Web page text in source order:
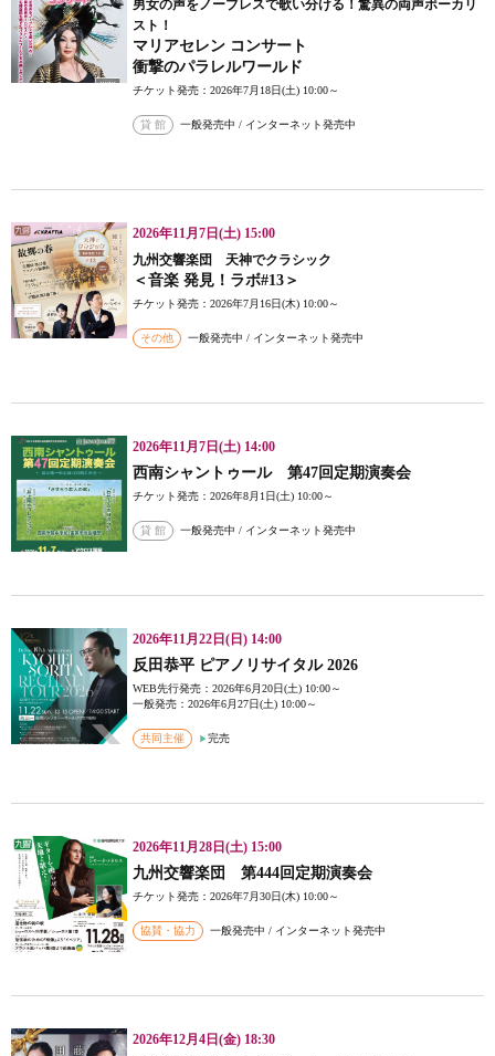
男女の声をノーブレスで歌い分ける！驚異の両声ボーカリ
スト！
マリアセレン コンサート
衝撃のパラレルワールド
チケット発売：2026年7月18日(土) 10:00～
貸 館 一般発売中 / インターネット発売中
2026年11月7日(土) 15:00
九州交響楽団 天神でクラシック
＜音楽 発見！ラボ#13＞
チケット発売：2026年7月16日(木) 10:00～
その他 一般発売中 / インターネット発売中
2026年11月7日(土) 14:00
西南シャントゥール 第47回定期演奏会
チケット発売：2026年8月1日(土) 10:00～
貸 館 一般発売中 / インターネット発売中
2026年11月22日(日) 14:00
反田恭平 ピアノリサイタル 2026
WEB先行発売：2026年6月20日(土) 10:00～
一般発売：2026年6月27日(土) 10:00～
共同主催 完売
2026年11月28日(土) 15:00
九州交響楽団 第444回定期演奏会
チケット発売：2026年7月30日(木) 10:00～
協賛・協力 一般発売中 / インターネット発売中
2026年12月4日(金) 18:30